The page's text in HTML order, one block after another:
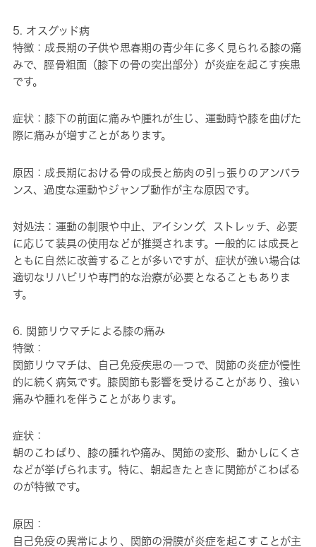
5. オスグッド病
特徴：成長期の子供や思春期の青少年に多く見られる膝の痛
みで、脛骨粗面（膝下の骨の突出部分）が炎症を起こす疾患
です。
症状：膝下の前面に痛みや腫れが生じ、運動時や膝を曲げた
際に痛みが増すことがあります。
原因：成長期における骨の成長と筋肉の引っ張りのアンバラ
ンス、過度な運動やジャンプ動作が主な原因です。
対処法：運動の制限や中止、アイシング、ストレッチ、必要
に応じて装具の使用などが推奨されます。一般的には成長と
ともに自然に改善することが多いですが、症状が強い場合は
適切なリハビリや専門的な治療が必要となることもありま
す。
6. 関節リウマチによる膝の痛み
特徴：
関節リウマチは、自己免疫疾患の一つで、関節の炎症が慢性
的に続く病気です。膝関節も影響を受けることがあり、強い
痛みや腫れを伴うことがあります。
症状：
朝のこわばり、膝の腫れや痛み、関節の変形、動かしにくさ
などが挙げられます。特に、朝起きたときに関節がこわばる
のが特徴です。
原因：
自己免疫の異常により、関節の滑膜が炎症を起こすことが主